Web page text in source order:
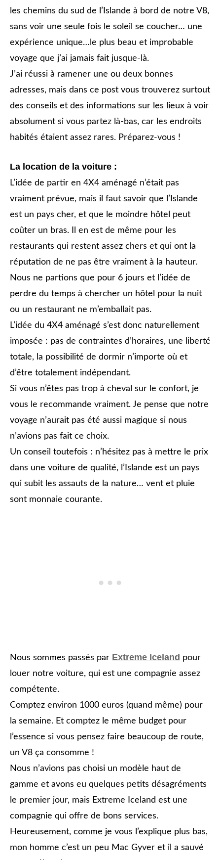
les chemins du sud de l’Islande à bord de notre V8,
sans voir une seule fois le soleil se coucher… une
expérience unique…le plus beau et improbable
voyage que j’ai jamais fait jusque-là.
J’ai réussi à ramener une ou deux bonnes
adresses, mais dans ce post vous trouverez surtout
des conseils et des informations sur les lieux à voir
absolument si vous partez là-bas, car les endroits
habités étaient assez rares. Préparez-vous !
La location de la voiture :
L’idée de partir en 4X4 aménagé n’était pas
vraiment prévue, mais il faut savoir que l’Islande
est un pays cher, et que le moindre hôtel peut
coûter un bras. Il en est de même pour les
restaurants qui restent assez chers et qui ont la
réputation de ne pas être vraiment à la hauteur.
Nous ne partions que pour 6 jours et l’idée de
perdre du temps à chercher un hôtel pour la nuit
ou un restaurant ne m’emballait pas.
L’idée du 4X4 aménagé s’est donc naturellement
imposée : pas de contraintes d’horaires, une liberté
totale, la possibilité de dormir n’importe où et
d’être totalement indépendant.
Si vous n’êtes pas trop à cheval sur le confort, je
vous le recommande vraiment. Je pense que notre
voyage n’aurait pas été aussi magique si nous
n’avions pas fait ce choix.
Un conseil toutefois : n’hésitez pas à mettre le prix
dans une voiture de qualité, l’Islande est un pays
qui subit les assauts de la nature… vent et pluie
sont monnaie courante.
Nous sommes passés par Extreme Iceland pour
louer notre voiture, qui est une compagnie assez
compétente.
Comptez environ 1000 euros (quand même) pour
la semaine. Et comptez le même budget pour
l’essence si vous pensez faire beaucoup de route,
un V8 ça consomme !
Nous n’avions pas choisi un modèle haut de
gamme et avons eu quelques petits désagréments
le premier jour, mais Extreme Iceland est une
compagnie qui offre de bons services.
Heureusement, comme je vous l’explique plus bas,
mon homme c’est un peu Mac Gyver et il a sauvé